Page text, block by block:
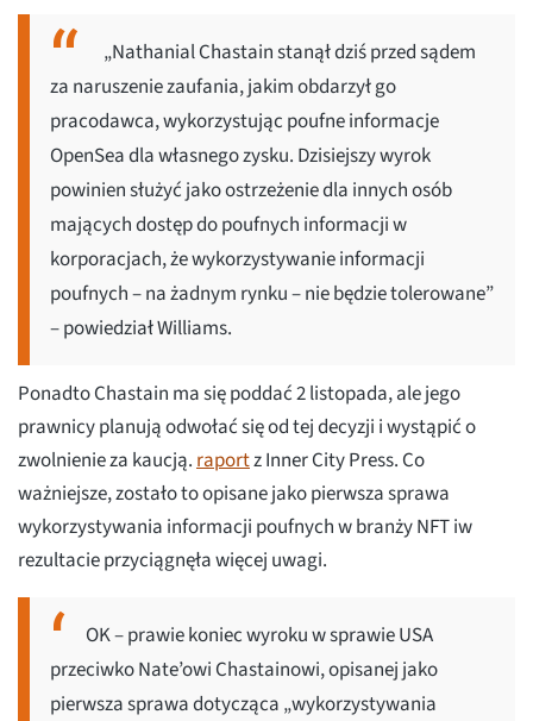
„Nathanial Chastain stanął dziś przed sądem
za naruszenie zaufania, jakim obdarzył go
pracodawca, wykorzystując poufne informacje
OpenSea dla własnego zysku. Dzisiejszy wyrok
powinien służyć jako ostrzeżenie dla innych osób
mających dostęp do poufnych informacji w
korporacjach, że wykorzystywanie informacji
poufnych – na żadnym rynku – nie będzie tolerowane”
– powiedział Williams.
Ponadto Chastain ma się poddać 2 listopada, ale jego
prawnicy planują odwołać się od tej decyzji i wystąpić o
zwolnienie za kaucją.raportz Inner City Press. Co
ważniejsze, zostało to opisane jako pierwsza sprawa
wykorzystywania informacji poufnych w branży NFT iw
rezultacie przyciągnęła więcej uwagi.
OK – prawie koniec wyroku w sprawie USA
przeciwko Nate’owi Chastainowi, opisanej jako
pierwsza sprawa dotycząca „wykorzystywania